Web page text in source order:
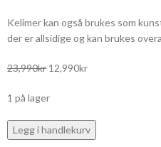
Kelimer kan også brukes som
der er allsidige og kan brukes
23,990kr 12,990kr
1 på lager
Legg i handlekurv